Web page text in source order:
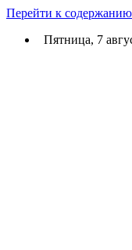
Перейти к содержанию
Пятница, 7